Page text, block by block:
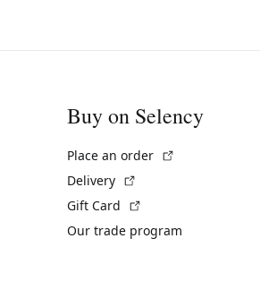
Buy on Selency
Place an order
Delivery
Gift Card
Our trade program